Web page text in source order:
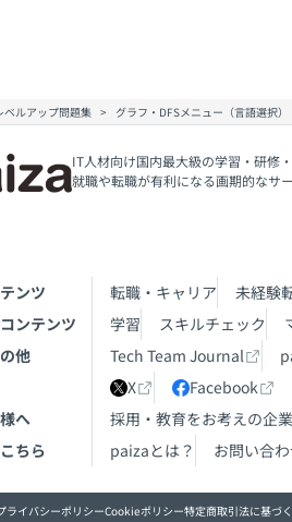
ベルアップ問題集 グラフ・DFSメニュー（言語選択）
IT人材向け国内最大級の学習・研修
就職や転職が有利になる画期的なサ
ンツ 転職・キャリア 未経験
ンテンツ
学習 スキルチェック
他
Tech Team Journal
X
Facebook
へ
採用・教育をお考えの企
ちら
paizaとは？ お問い合
ライバシーポリシーCookieポリシー特定商取引法に基づ